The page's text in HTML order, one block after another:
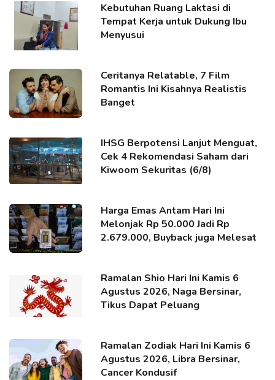
Kebutuhan Ruang Laktasi di
Tempat Kerja untuk Dukung Ibu
Menyusui
Ceritanya Relatable, 7 Film
Romantis Ini Kisahnya Realistis
Banget
IHSG Berpotensi Lanjut Menguat,
Cek 4 Rekomendasi Saham dari
Kiwoom Sekuritas (6/8)
Harga Emas Antam Hari Ini
Melonjak Rp 50.000 Jadi Rp
2.679.000, Buyback juga Melesat
Ramalan Shio Hari Ini Kamis 6
Agustus 2026, Naga Bersinar,
Tikus Dapat Peluang
Ramalan Zodiak Hari Ini Kamis 6
Agustus 2026, Libra Bersinar,
Cancer Kondusif